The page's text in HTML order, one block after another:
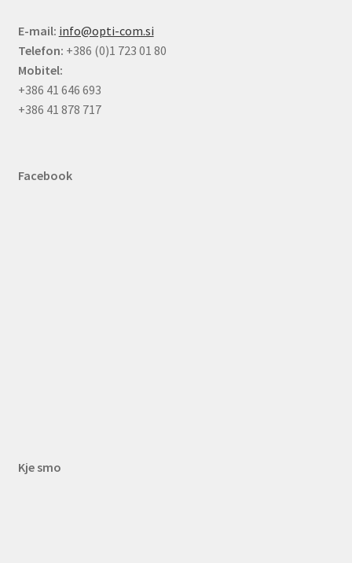
E-mail: info@opti-com.si
Telefon: +386 (0)1 723 01 80
Mobitel:
+386 41 646 693
+386 41 878 717
Facebook
Kje smo